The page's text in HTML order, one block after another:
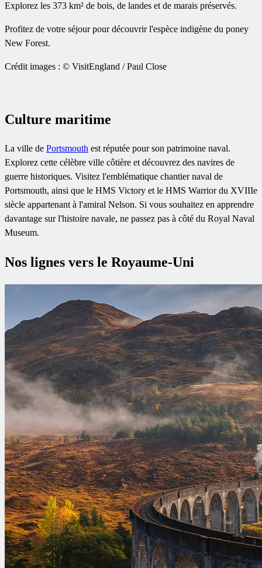
Explorez les 373 km² de bois, de landes et de marais préservés.
Profitez de votre séjour pour découvrir l'espèce indigène du poney
New Forest.
Crédit images : © VisitEngland / Paul Close
Culture maritime
La ville de Portsmouth est réputée pour son patrimoine naval.
Explorez cette célèbre ville côtière et découvrez des navires de
guerre historiques. Visitez l'emblématique chantier naval de
Portsmouth, ainsi que le HMS Victory et le HMS Warrior du XVIIIe
siècle appartenant à l'amiral Nelson. Si vous souhaitez en apprendre
davantage sur l'histoire navale, ne passez pas à côté du Royal Naval
Museum.
Nos lignes vers le Royaume-Uni